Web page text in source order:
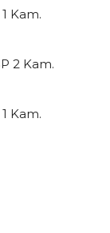
Kam.